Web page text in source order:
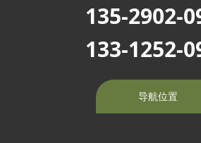
135-2902-
133-1252-
导航位置